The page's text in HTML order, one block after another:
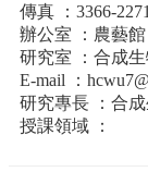
下
載
中
心
捐
傳真 ：3366-2271
辦公室 ：農藝館
研究室 ：合成
E-mail ：
研究專長 ：合
授課領域 ：